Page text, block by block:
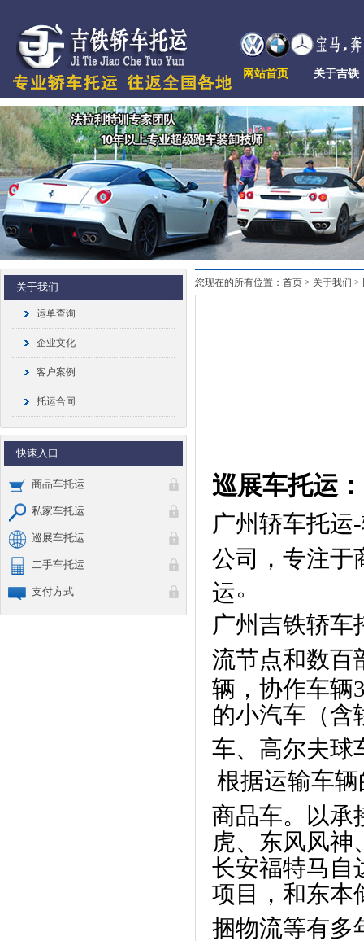
网站首页 关于吉铁
关于我们
运单查询
企业文化
客户案例
托运合同
快速入口
商品车托运
私家车托运
巡展车托运
二手车托运
支付方式
您现在的所有位置：首页 > 关于我们 >
巡展车托运：
广州轿车托运
公司，专注于
运。
广州吉铁轿车
流节点和数百
辆，协作车辆
的小汽车（含
车、高尔夫球
根据运输车
商品车。以承
虎、东风风神
长安福特马自
项目，和东本
捆物流等有多